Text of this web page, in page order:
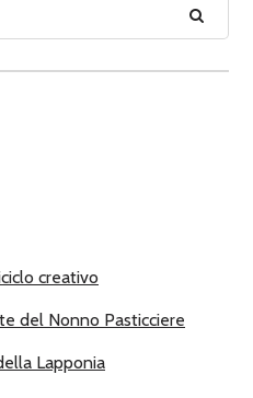
creativo
del Nonno Pasticciere
Lapponia